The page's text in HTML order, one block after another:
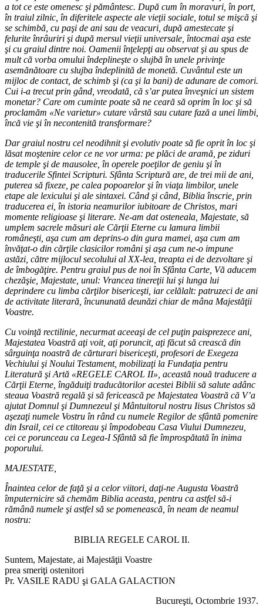
a tot ce este omenesc şi pământesc. După cum în moravuri, în port,
în traiul zilnic, în diferitele aspecte ale vieţii sociale, totul se mişcă şi
se schimbă, cu paşi de ani sau de veacuri, după amestecate şi
felurite înrâuriri şi după mersul vieţii universale, întocmai aşa este
şi cu graiul dintre noi. Oamenii înţelepţi au observat şi au spus de
mult că vorba omului îndeplineşte o slujbă în unele privinţe
asemănătoare cu slujba îndeplinită de monetă. Cuvântul este un
mijloc de contact, de schimb şi (ca şi la bani) de adunare de comori.
Cui i-a trecut prin gând, vreodată, că s’ar putea înveşnici un sistem
monetar? Care om cuminte poate să ne ceară să oprim în loc şi să
proclamăm «Ne varietur» cutare vârstă sau cutare fază a unei limbi,
încă vie şi în necontenită transformare?
Dar graiul nostru cel neodihnit şi evolutiv poate să fie oprit în loc şi
lăsat moştenire celor ce ne vor urma: pe plăci de aramă, pe ziduri
de temple şi de mausolee, în operele poeţilor de geniu şi în
traducerile Sfintei Scripturi. Sfânta Scriptură are, de trei mii de ani,
puterea să fixeze, pe calea popoarelor şi în viaţa limbilor, unele
etape ale lexicului şi ale sintaxei. Când şi când, Biblia înscrie, prin
traducerea ei, în istoria neamurilor iubitoare de Christos, mari
momente religioase şi literare. Ne-am dat osteneala, Majestate, să
umplem sacrele măsuri ale Cărţii Eterne cu lamura limbii
româneşti, aşa cum am deprins-o din gura mamei, aşa cum am
învăţat-o din cărţile clasicilor români şi aşa cum ne-o impune
astăzi, către mijlocul secolului al XX-lea, treapta ei de dezvoltare şi
de îmbogăţire. Pentru graiul pus de noi în Sfânta Carte, Vă aducem
chezăşie, Majestate, unul: Vrancea tinereţii lui şi lunga lui
deprindere cu limba cărţilor bisericeşti, iar celălalt: patruzeci de ani
de activitate literară, încununată deunăzi chiar de mâna Majestăţii
Voastre.
Cu voinţă rectilinie, necurmat aceeaşi de cel puţin paisprezece ani,
Majestatea Voastră aţi voit, aţi poruncit, aţi făcut să crească din
sârguinţa noastră de cărturari bisericeşti, profesori de Exegeza
Vechiului şi Noului Testament, mobilizaţi la Fundaţia pentru
Literatură şi Artă «REGELE CAROL II», această nouă traducere a
Cărţii Eterne, îngăduiţi traducătorilor acestei Biblii să salute adânc
steaua Voastră regală şi să fericească pe Majestatea Voastră că V’a
ajutat Domnul şi Dumnezeul şi Mântuitorul nostru Iisus Christos să
aşezaţi numele Vostru în rând cu numele Regilor de sfântă pomenire
din Israil, cei ce ctitoreau şi împodobeau Casa Viului Dumnezeu,
cei ce porunceau ca Legea-I Sfântă să fie împrospătată în inima
poporului.
MAJESTATE,
Înaintea celor de faţă şi a celor viitori, daţi-ne Augusta Voastră
împuternicire să chemăm Biblia aceasta, pentru ca astfel să-i
rămână numele şi astfel să se pomenească, în neam de neamul
nostru:
BIBLIA REGELE CAROL II.
Suntem, Majestate, ai Majestăţii Voastre
prea smeriţi ostenitori
Pr. VASILE RADU şi GALA GALACTION
Bucureşti, Octombrie 1937.